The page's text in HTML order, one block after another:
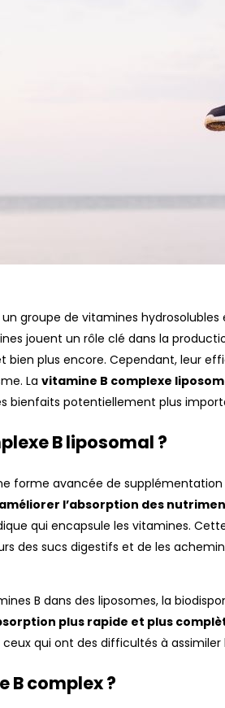
groupe de vitamines
jouent un rôle clé dans la
bien plus encore. Cependant, leur
La vitamine B complexe
bienfaits potentiellement plus
B liposomal ?
forme avancée de supplémentation
améliorer l’absorption des
qui encapsule les vitamines.
des sucs digestifs et de les
B dans des liposomes, la
plus rapide et plus
qui ont des difficultés à
B complex ?